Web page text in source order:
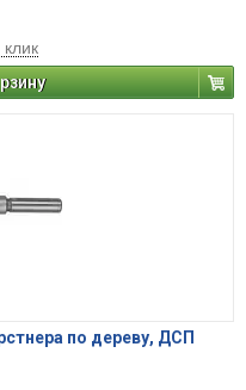
по дереву, ДСП